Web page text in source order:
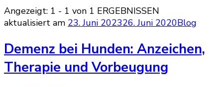
Angezeigt: 1 - 1 von 1 ERGEBNISSEN
aktualisiert am 23. Juni 202326. Juni 2020Blog
Demenz bei Hunden: Anzeichen,
Therapie und Vorbeugung